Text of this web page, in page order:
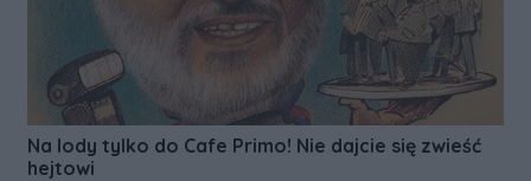
Na lody tylko do Cafe Primo! Nie dajcie się zwieść
hejtowi